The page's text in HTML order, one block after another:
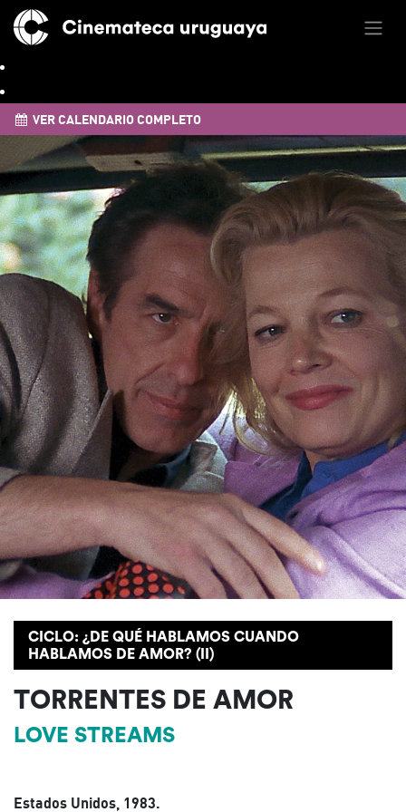
VER CALENDARIO COMPLETO
CICLO: ¿DE QUÉ HABLAMOS CUANDO
HABLAMOS DE AMOR? (II)
TORRENTES DE AMOR
LOVE STREAMS
Estados Unidos, 1983.